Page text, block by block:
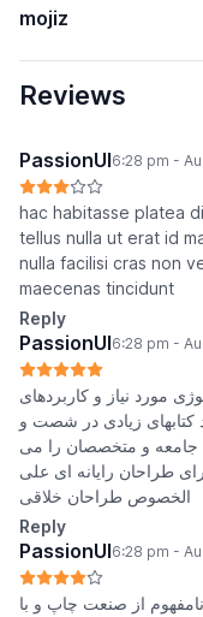
mojiz
Reviews
PassionUI6:28 pm -
hac habitasse platea
tellus nulla ut erat id
nulla facilisi cras non
maecenas tincidunt
Reply
PassionUI6:28 pm -
مورد نیاز و کاربردهای
کتابهای زیادی در شصت و
جامعه و متخصصان را می
طراحان رایانه ای علی
الخصوص طراحان خلاقی
Reply
PassionUI6:28 pm -
از صنعت چاپ و با